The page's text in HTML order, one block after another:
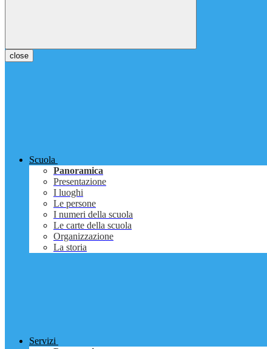
close
Scuola
Panoramica
Presentazione
I luoghi
Le persone
I numeri della scuola
Le carte della scuola
Organizzazione
La storia
Servizi